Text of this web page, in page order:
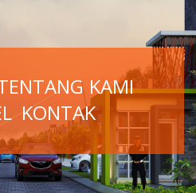
KAMI
KONTAK